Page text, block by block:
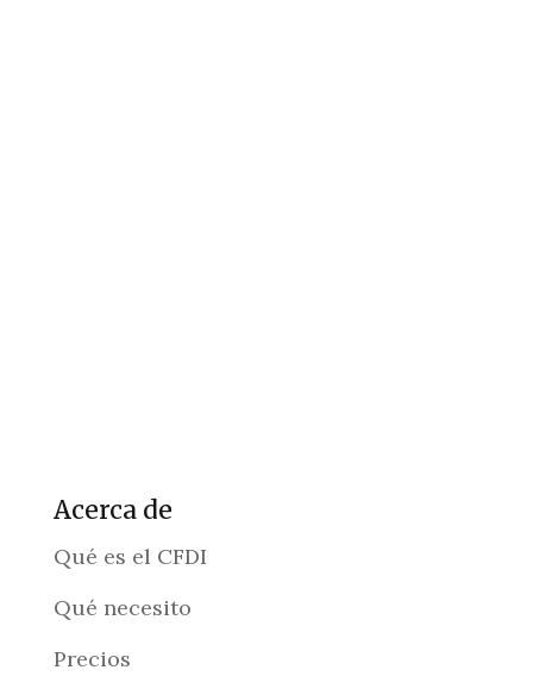
Acerca de
Qué es el CFDI
Qué necesito
Precios